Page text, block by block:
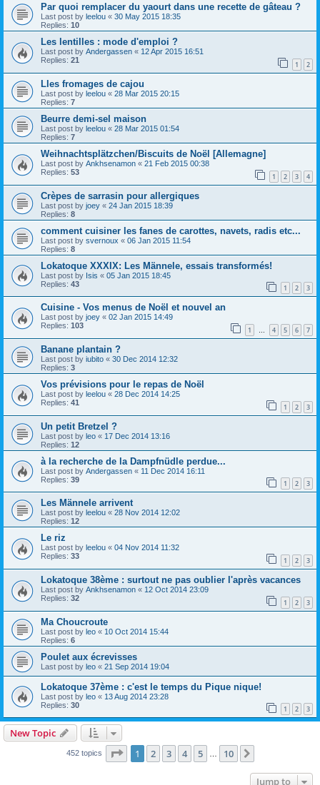
Par quoi remplacer du yaourt dans une recette de gâteau ?
Last post by leelou « 30 May 2015 18:35
Replies: 10
Les lentilles : mode d'emploi ?
Last post by Andergassen « 12 Apr 2015 16:51
Replies: 21 1 2
Lles fromages de cajou
Last post by leelou « 28 Mar 2015 20:15
Replies: 7
Beurre demi-sel maison
Last post by leelou « 28 Mar 2015 01:54
Replies: 7
Weihnachtsplätzchen/Biscuits de Noël [Allemagne]
Last post by Ankhsenamon « 21 Feb 2015 00:38
Replies: 53 1 2 3 4
Crèpes de sarrasin pour allergiques
Last post by joey « 24 Jan 2015 18:39
Replies: 8
comment cuisiner les fanes de carottes, navets, radis etc...
Last post by svernoux « 06 Jan 2015 11:54
Replies: 8
Lokatoque XXXIX: Les Männele, essais transformés!
Last post by Isis « 05 Jan 2015 18:45
Replies: 43 1 2 3
Cuisine - Vos menus de Noël et nouvel an
Last post by joey « 02 Jan 2015 14:49
Replies: 103 1 … 4 5 6 7
Banane plantain ?
Last post by iubito « 30 Dec 2014 12:32
Replies: 3
Vos prévisions pour le repas de Noël
Last post by leelou « 28 Dec 2014 14:25
Replies: 41 1 2 3
Un petit Bretzel ?
Last post by leo « 17 Dec 2014 13:16
Replies: 12
à la recherche de la Dampfnüdle perdue...
Last post by Andergassen « 11 Dec 2014 16:11
Replies: 39 1 2 3
Les Männele arrivent
Last post by leelou « 28 Nov 2014 12:02
Replies: 12
Le riz
Last post by leelou « 04 Nov 2014 11:32
Replies: 33 1 2 3
Lokatoque 38ème : surtout ne pas oublier l'après vacances
Last post by Ankhsenamon « 12 Oct 2014 23:09
Replies: 32 1 2 3
Ma Choucroute
Last post by leo « 10 Oct 2014 15:44
Replies: 6
Poulet aux écrevisses
Last post by leo « 21 Sep 2014 19:04
Lokatoque 37ème : c'est le temps du Pique nique!
Last post by leo « 13 Aug 2014 23:28
Replies: 30 1 2 3
New Topic
452 topics Page 1of 10
1 2 3 4 5 10
Jump to